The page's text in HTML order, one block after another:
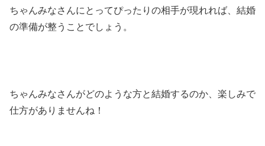
ちゃんみなさんにとってぴったりの相手が現れれば、結婚
の準備が整うことでしょう。
ちゃんみなさんがどのような方と結婚するのか、楽しみで
仕方がありませんね！